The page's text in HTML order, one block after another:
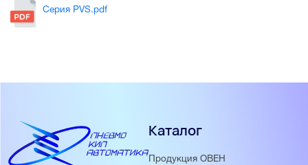
Серия PVS.pdf
Каталог
Продукция ОВЕН